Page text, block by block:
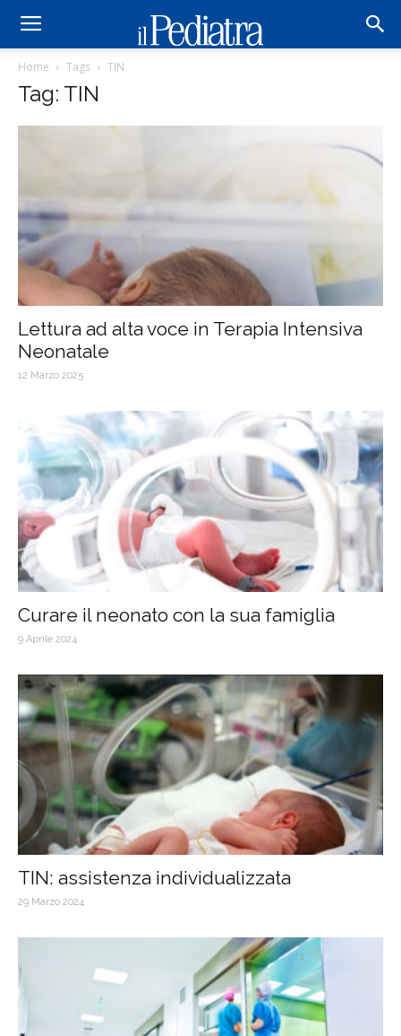
Home Tags TIN
Tag: TIN
Lettura ad alta voce in Terapia Intensiva
Neonatale
12 Marzo 2025
Curare il neonato con la sua famiglia
9 Aprile 2024
TIN: assistenza individualizzata
29 Marzo 2024